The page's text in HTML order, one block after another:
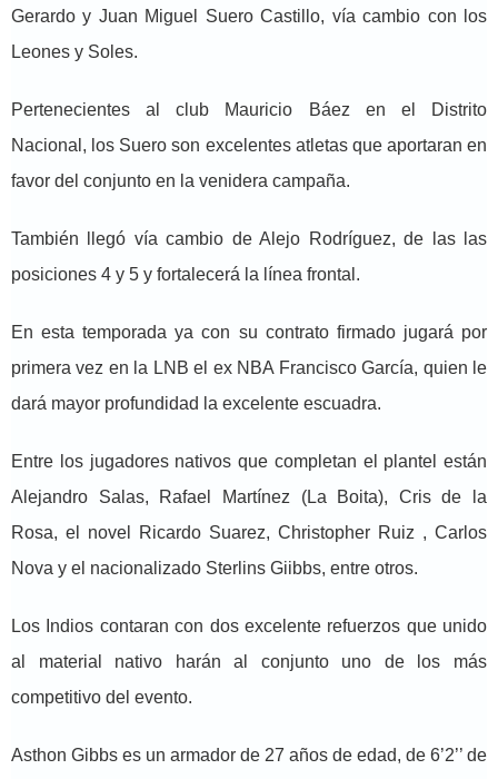
Gerardo y Juan Miguel Suero Castillo, vía cambio con los
Leones y Soles.
Pertenecientes al club Mauricio Báez en el Distrito
Nacional, los Suero son excelentes atletas que aportaran en
favor del conjunto en la venidera campaña.
También llegó vía cambio de Alejo Rodríguez, de las las
posiciones 4 y 5 y fortalecerá la línea frontal.
En esta temporada ya con su contrato firmado jugará por
primera vez en la LNB el ex NBA Francisco García, quien le
dará mayor profundidad la excelente escuadra.
Entre los jugadores nativos que completan el plantel están
Alejandro Salas, Rafael Martínez (La Boita), Cris de la
Rosa, el novel Ricardo Suarez, Christopher Ruiz , Carlos
Nova y el nacionalizado Sterlins Giibbs, entre otros.
Los Indios contaran con dos excelente refuerzos que unido
al material nativo harán al conjunto uno de los más
competitivo del evento.
Asthon Gibbs es un armador de 27 años de edad, de 6’2’’ de